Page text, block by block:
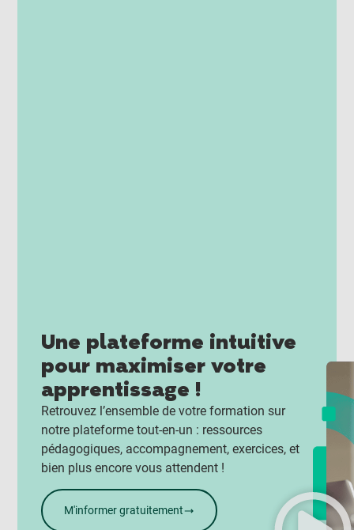
Une plateforme intuitive
pour maximiser votre
apprentissage !
Retrouvez l’ensemble de votre formation sur
notre plateforme tout-en-un : ressources
pédagogiques, accompagnement, exercices, et
bien plus encore vous attendent !
M'informer gratuitement